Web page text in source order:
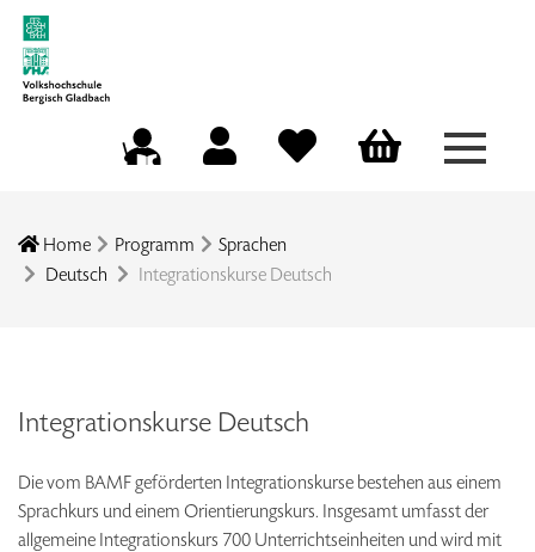
Menü
Home Programm
Sprachen
Deutsch
Integrationskurse Deutsch
Integrationskurse Deutsch
Die vom BAMF geförderten Integrationskurse bestehen aus einem
Sprachkurs und einem Orientierungskurs. Insgesamt umfasst der
allgemeine Integrationskurs 700 Unterrichtseinheiten und wird mit